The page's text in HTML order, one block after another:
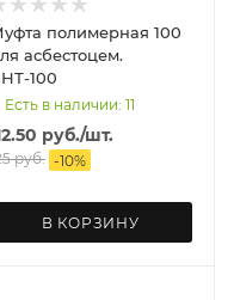
полимерная 100
асбестоцем.
100
Есть в наличии: 11
руб./шт.
руб. -10%
В КОРЗИНУ